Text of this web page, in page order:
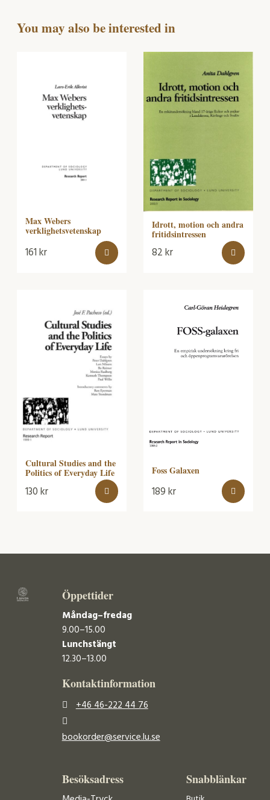
You may also be interested in
Max Webers
verklighetsvetenskap
161kr
Idrott, motion och andra
fritidsintressen
82kr
Cultural Studies and the
Politics of Everyday Life
130kr
Foss Galaxen
189kr
Öppettider
Måndag–fredag
9.00–15.00
Lunchstängt
12.30–13.00
Kontaktinformation
+46 46-222 44 76
bookorder@service.lu.se
Besöksadress Snabblänkar